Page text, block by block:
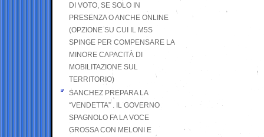
DI VOTO, SE SOLO IN
PRESENZA O ANCHE ONLINE
(OPZIONE SU CUI IL M5S
SPINGE PER COMPENSARE LA
MINORE CAPACITÀ DI
MOBILITAZIONE SUL
TERRITORIO)
SANCHEZ PREPARA LA
“VENDETTA” . IL GOVERNO
SPAGNOLO FA LA VOCE
GROSSA CON MELONI E